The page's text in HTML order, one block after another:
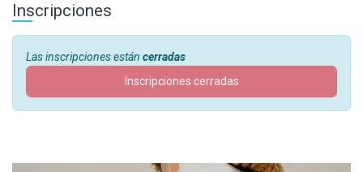
Inscripciones
Las inscripciones están cerradas
Inscripciones cerradas